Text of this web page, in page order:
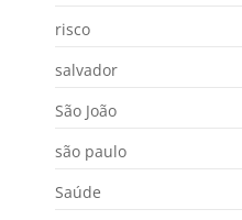
risco
salvador
São João
são paulo
Saúde